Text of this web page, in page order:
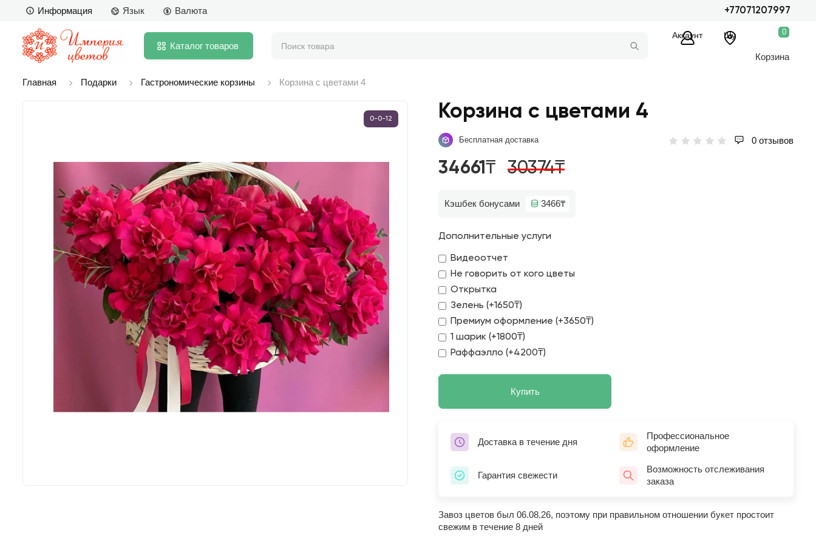
Информация Язык Валюта +77071207997
Каталог товаров
Аккаунт Шу 0
Корзина
Главная Подарки Гастрономические корзины Корзина с цветами 4
0-0-12 Корзина с цветами 4
Бесплатная доставка 0 отзывов
34661₸ 30374₸
Кэшбек бонусами 3466₸
Дополнительные услуги
Видеоотчет
Не говорить от кого цветы
Открытка
Зелень (+1650₸)
Премиум оформление (+3650₸)
1 шарик (+1800₸)
Раффаэлло (+4200₸)
Купить
Доставка в течение дня
Профессиональное
оформление
Гарантия свежести
Возможность отслеживания
заказа
Завоз цветов был 06.08.26, поэтому при правильном отношении букет простоит
свежим в течение 8 дней